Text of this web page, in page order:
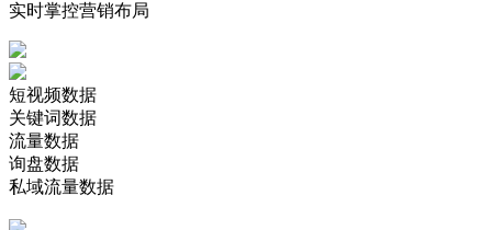
实时掌控营销布局
短视频数据
关键词数据
流量数据
询盘数据
私域流量数据